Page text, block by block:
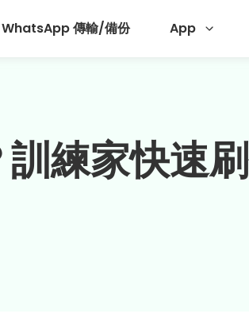
WhatsApp 傳輸/備份 App
練家快速